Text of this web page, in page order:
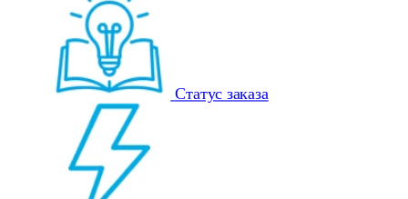
Статус заказа